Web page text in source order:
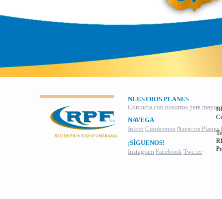
NUESTROS PLANES
Contacta con nosotros para
NAVEGA
Inicio Conócenos Nuestros Planes
¡SÍGUENOS!
Instagram Facebook Twitter